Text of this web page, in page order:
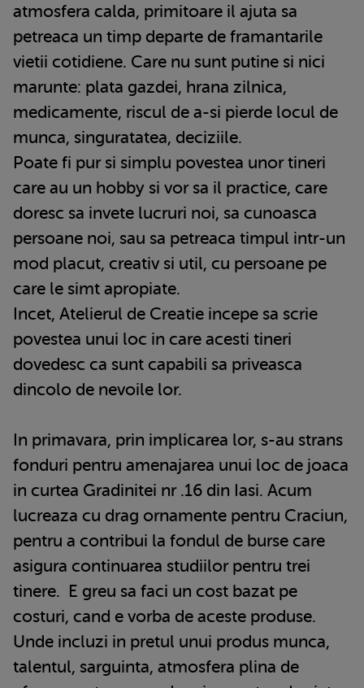
atmosfera calda, primitoare il ajuta sa
petreaca un timp departe de framantarile
vietii cotidiene. Care nu sunt putine si nici
marunte: plata gazdei, hrana zilnica,
medicamente, riscul de a-si pierde locul de
munca, singuratatea, deciziile.
Poate fi pur si simplu povestea unor tineri
care au un hobby si vor sa il practice, care
doresc sa invete lucruri noi, sa cunoasca
persoane noi, sau sa petreaca timpul intr-un
mod placut, creativ si util, cu persoane pe
care le simt apropiate.
Incet, Atelierul de Creatie incepe sa scrie
povestea unui loc in care acesti tineri
dovedesc ca sunt capabili sa priveasca
dincolo de nevoile lor.
In primavara, prin implicarea lor, s-au strans
fonduri pentru amenajarea unui loc de joaca
in curtea Gradinitei nr .16 din Iasi. Acum
lucreaza cu drag ornamente pentru Craciun,
pentru a contribui la fondul de burse care
asigura continuarea studiilor pentru trei
tinere. E greu sa faci un cost bazat pe
costuri, cand e vorba de aceste produse.
Unde incluzi in pretul unui produs munca,
talentul, sarguinta, atmosfera plina de